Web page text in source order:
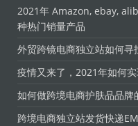
2021年 Amazon, ebay,
种热门销量产品
外贸跨镜电商独立站如何
疫情又来了，2021年如何
如何做跨境电商护肤品品牌
跨境电商独立站发货快递